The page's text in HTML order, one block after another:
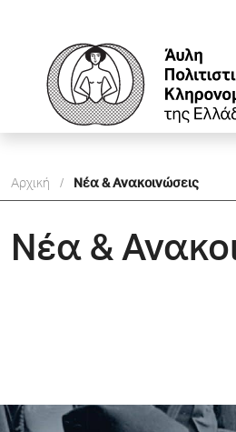
Αρχική / Νέα & Ανακοινώσεις
Νέα &